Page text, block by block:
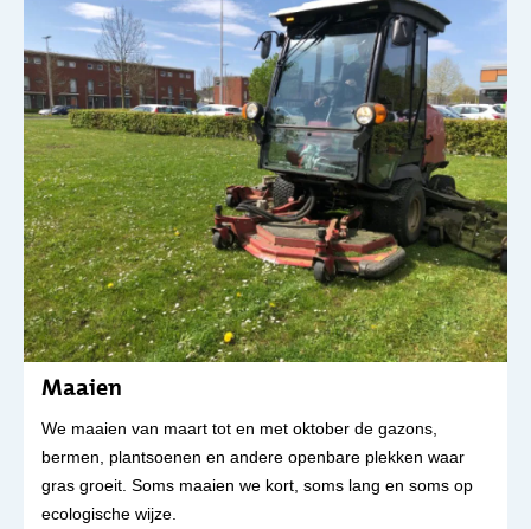
Maaien
We maaien van maart tot en met oktober de gazons,
bermen, plantsoenen en andere openbare plekken waar
gras groeit. Soms maaien we kort, soms lang en soms op
ecologische wijze.